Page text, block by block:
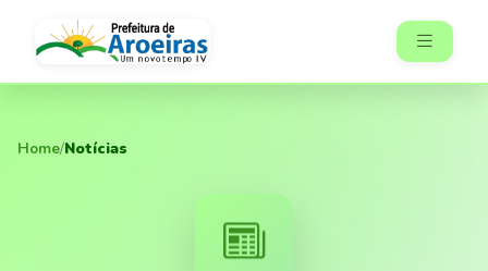
Home/Notícias